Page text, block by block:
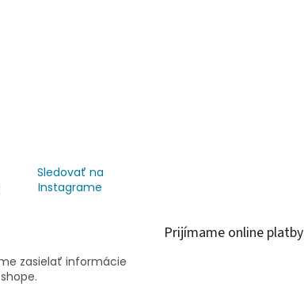
Sledovať na
Instagrame
zasielať informácie
Prijímame online platby